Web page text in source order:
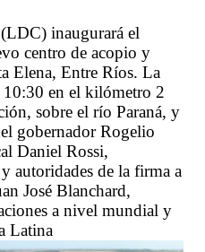
inaugurará el
centro de acopio y
Elena, Entre Ríos. La
10:30 en el kilómetro 2
sobre el río Paraná, y
gobernador Rogelio
Daniel Rossi,
autoridades de la firma a
José Blanchard,
a nivel mundial y
Latina